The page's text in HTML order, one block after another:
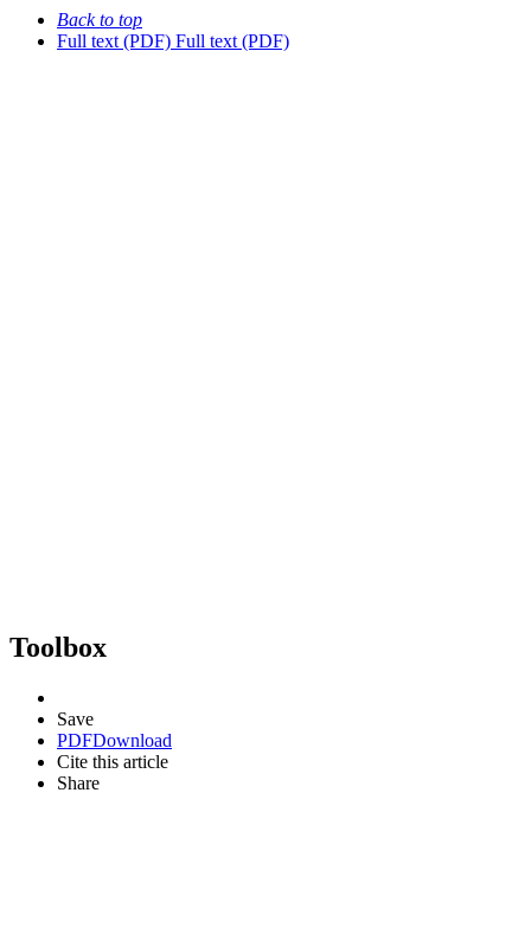
Back to top
Full text (PDF) Full text (PDF)
Toolbox
Save
PDFDownload
Cite this article
Share